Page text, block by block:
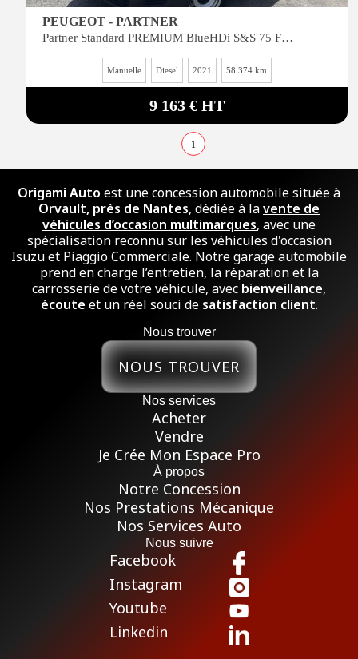
PEUGEOT - PARTNER
Partner Standard PREMIUM BlueHDi S&S 75 FOURGON 650KG
Manuelle Diesel 2021 58 374 km
9 163 € HT
1
Origami Auto est une concession automobile située à
Orvault, près de Nantes, dédiée à lavente de
véhicules d’occasion multimarques, avec une
spécialisation reconnu sur les véhicules d'occasion
Isuzu et Piaggio Commerciale. Notre garage automobile
prend en charge l’entretien, la réparation et la
carrosserie de votre véhicule, avec bienveillance,
écoute et un réel souci de satisfaction client.
Nous trouver
NOUS TROUVER
Nos services
Acheter
Vendre
Je Crée Mon Espace Pro
À propos
Notre Concession
Nos Prestations Mécanique
Nos Services Auto
Nous suivre
Facebook
Instagram
Youtube
Linkedin